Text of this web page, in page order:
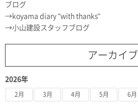
ブログ
koyama diary "with thanks"
小山建設スタッフブログ
アーカイブ
2026年
2月 3月 4月 5月 6月